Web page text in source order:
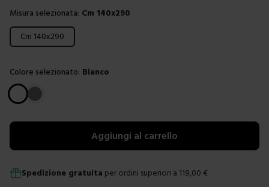
Misura selezionata: Cm 140x290
Scegli una misura
Cm 140x290
Colore selezionato: Bianco
Scegli un colore
Aggiungi al carrello
Spedizione gratuita per ordini superiori a 119,00 €